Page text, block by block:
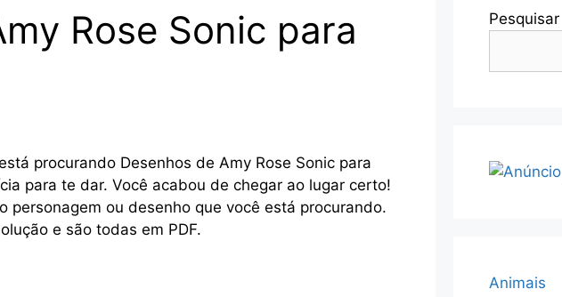
Rose Sonic para
procurando Desenhos de Amy Rose Sonic para
para te dar. Você acabou de chegar ao lugar certo!
personagem ou desenho que você está procurando.
e são todas em PDF.
Pesquisar
Animais